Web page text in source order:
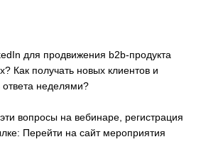
для продвижения b2b-продукта
Как получать новых клиентов и
неделями?
вопросы на вебинаре, регистрация
Перейти на сайт мероприятия